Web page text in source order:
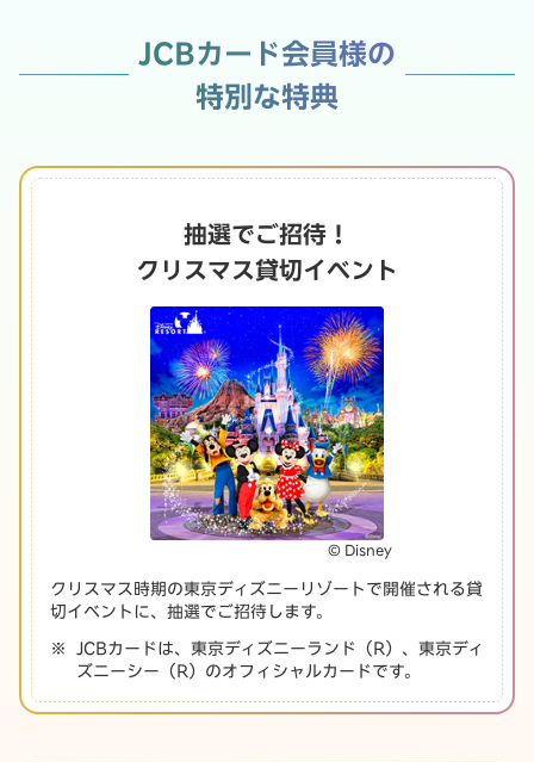
JCBカード会員様の
特別な特典
抽選でご招待！
クリスマス貸切イベント
© Disney
クリスマス時期の東京ディズニーリゾートで開催される貸
切イベントに、抽選でご招待します。
JCBカードは、東京ディズニーランド（R）、東京ディ
ズニーシー（R）のオフィシャルカードです。